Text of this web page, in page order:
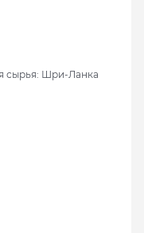
сырья: Шри-Ланка